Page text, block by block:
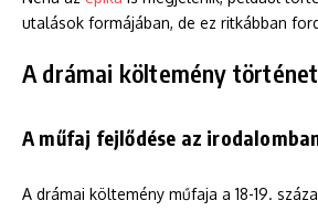
utalások formájában, de ez ritkábban
A drámai költemény
A műfaj fejlődése az
A drámai költemény műfaja a 18-19.